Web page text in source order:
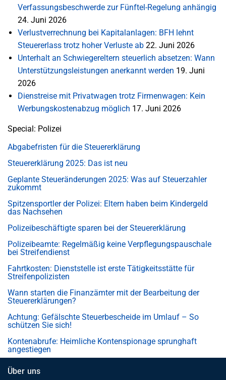
Verfassungsbeschwerde zur Fünftel-Regelung anhängig
24. Juni 2026
Verlustverrechnung bei Kapitalanlagen: BFH lehnt
Steuererlass trotz hoher Verluste ab 22. Juni 2026
Unterhalt an Schwiegereltern steuerlich absetzen: Wann
Unterstützungsleistungen anerkannt werden 19. Juni
2026
Dienstreise mit Privatwagen trotz Firmenwagen: Kein
Werbungskostenabzug möglich 17. Juni 2026
Special: Polizei
Abgabefristen für die Steuererklärung
Steuererklärung 2025: Das ist neu
Geplante Steueränderungen 2025: Was auf Steuerzahler
zukommt
Spitzensportler der Polizei: Eltern haben beim Kindergeld
das Nachsehen
Polizeibeschäftigte sparen bei der Steuererklärung
Polizeibeamte: Regelmäßig keine Verpflegungspauschale
bei Streifendienst
Fahrtkosten: Dienststelle ist erste Tätigkeitsstätte für
Streifenpolizisten
Wann starten die Finanzämter mit der Bearbeitung der
Steuererklärungen?
Achtung: Gefälschte Steuerbescheide im Umlauf – So
schützen Sie sich!
Kontenabrufe: Heimliche Kontenspionage sprunghaft
angestiegen
Über uns